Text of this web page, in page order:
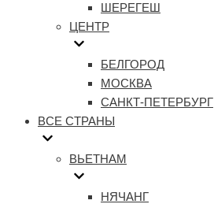
ШЕРЕГЕШ
ЦЕНТР
БЕЛГОРОД
МОСКВА
САНКТ-ПЕТЕРБУРГ
ВСЕ СТРАНЫ
ВЬЕТНАМ
НЯЧАНГ